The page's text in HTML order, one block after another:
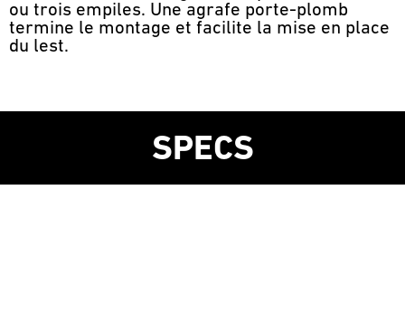
ou trois empiles. Une agrafe porte-plomb
termine le montage et facilite la mise en place
du lest.
SPECS